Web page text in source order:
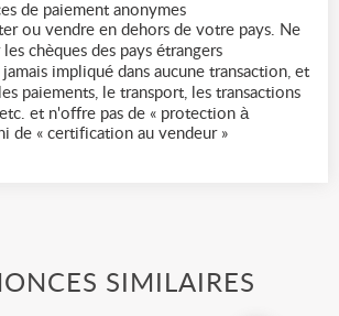
de paiement anonymes
ou vendre en dehors de votre pays. Ne
les chèques des pays étrangers
impliqué dans aucune transaction, et
paiements, le transport, les transactions
et n'offre pas de « protection à
ni de « certification au vendeur »
SIMILAIRES